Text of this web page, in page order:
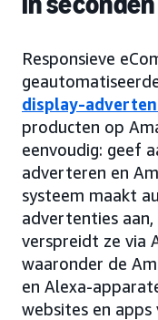
Responsieve
display-
producten op
eenvoudig: geef
adverteren en
systeem maakt
advertenties
verspreidt ze via
waaronder de
en Alexa-
websites en apps